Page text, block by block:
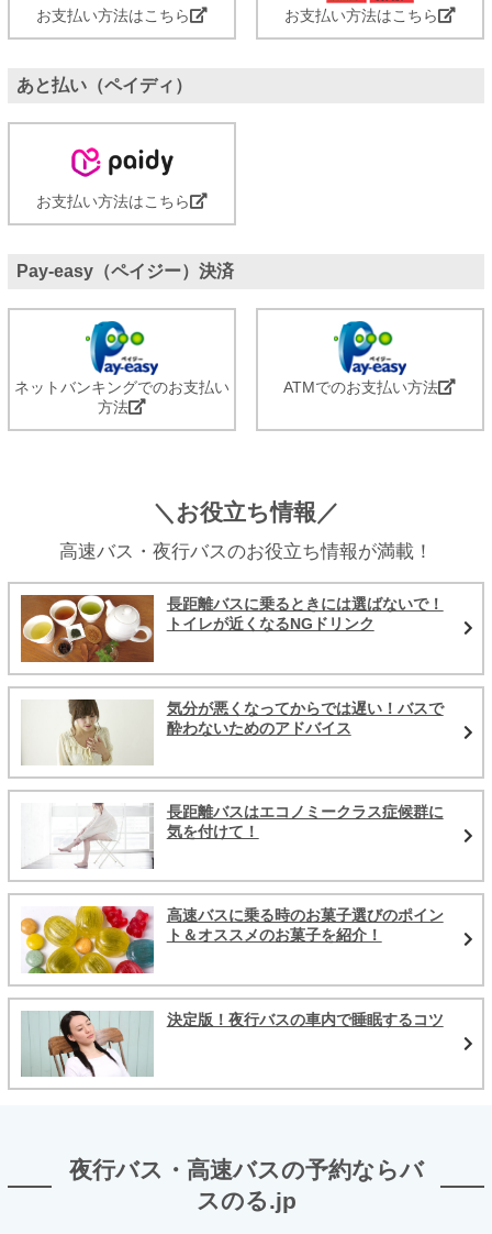
お支払い方法はこちら お支払い方法はこちら
あと払い（ペイディ）
お支払い方法はこちら
Pay-easy（ペイジー）決済
ネットバンキングでのお支払い
方法
ATMでのお支払い方法
＼お役立ち情報／
高速バス・夜行バスのお役立ち情報が満載！
長距離バスに乗るときには選ばないで！
トイレが近くなるNGドリンク
気分が悪くなってからでは遅い！バスで
酔わないためのアドバイス
長距離バスはエコノミークラス症候群に
気を付けて！
高速バスに乗る時のお菓子選びのポイン
ト＆オススメのお菓子を紹介！
決定版！夜行バスの車内で睡眠するコツ
夜行バス・高速バスの予約ならバ
スのる.jp